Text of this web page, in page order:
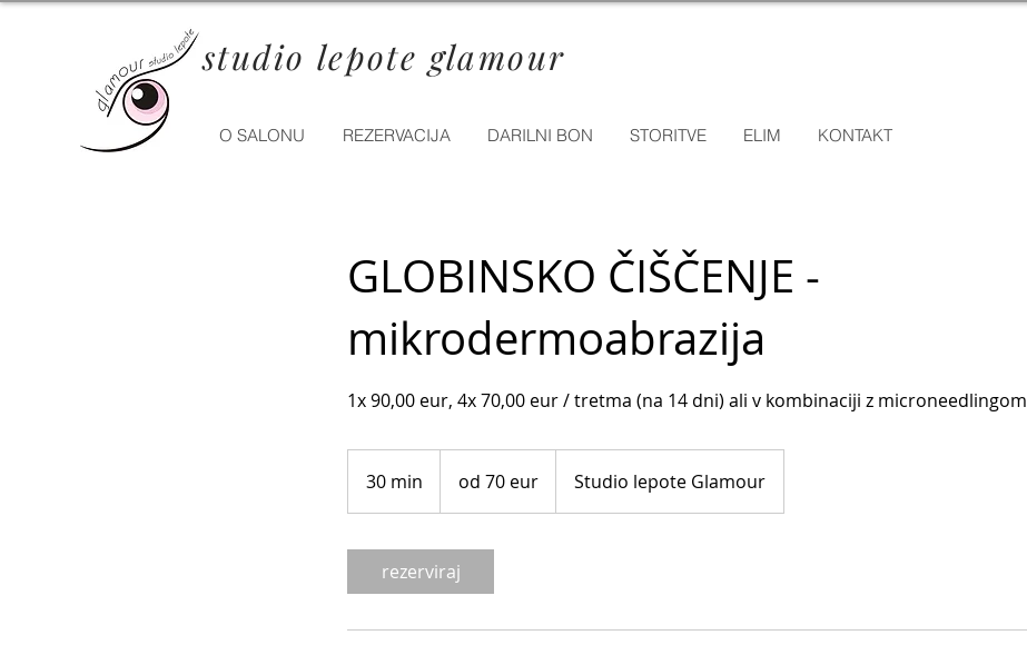
studio lepote glamour
O SALONU REZERVACIJA DARILNI BON STORITVE ELIM KONTAKT
GLOBINSKO ČIŠČENJE -
mikrodermoabrazija
1x 90,00 eur, 4x 70,00 eur / tretma (na 14 dni) ali v kombinaciji z microneedlingom
30 min
0
i
n
od 70 eur Studio lepote Glamour
rezerviraj